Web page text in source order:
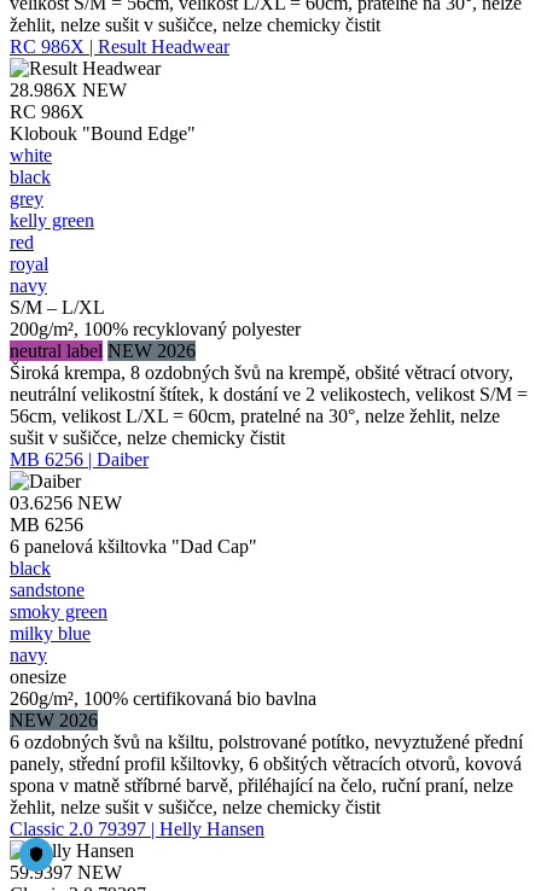
žehlit, nelze sušit v sušičce, nelze chemicky čistit
RC 986X | Result Headwear
28.986X NEW
RC 986X
Klobouk "Bound Edge"
white
black
grey
kelly green
red
royal
navy
S/M – L/XL
200g/m², 100% recyklovaný polyester
neutral label NEW 2026
Široká krempa, 8 ozdobných švů na krempě, obšité větrací otvory,
neutrální velikostní štítek, k dostání ve 2 velikostech, velikost S/M =
56cm, velikost L/XL = 60cm, pratelné na 30°, nelze žehlit, nelze
sušit v sušičce, nelze chemicky čistit
MB 6256 | Daiber
03.6256 NEW
MB 6256
6 panelová kšiltovka "Dad Cap"
black
sandstone
smoky green
milky blue
navy
onesize
260g/m², 100% certifikovaná bio bavlna
NEW 2026
6 ozdobných švů na kšiltu, polstrované potítko, nevyztužené přední
panely, střední profil kšiltovky, 6 obšitých větracích otvorů, kovová
spona v matně stříbrné barvě, přiléhající na čelo, ruční praní, nelze
žehlit, nelze sušit v sušičce, nelze chemicky čistit
Classic 2.0 79397 | Helly Hansen
59.9397 NEW